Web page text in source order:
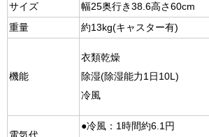
サイズ 幅25奥行き38.6高さ60cm
重量
約13kg(キャスター有)
機能
衣類乾燥
除湿(除湿能力1日10L)
冷風
●冷風：1時間約6.1円